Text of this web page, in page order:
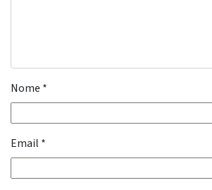
Nome *
Email *